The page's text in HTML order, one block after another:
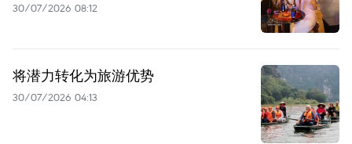
30/07/2026 08:12
将潜力转化为旅游优势
30/07/2026 04:13